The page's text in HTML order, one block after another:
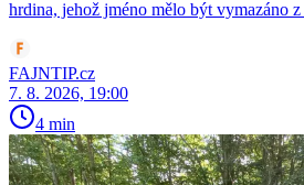
hrdina, jehož jméno mělo být vymazáno z
FAJNTIP.cz
7. 8. 2026, 19:00
4 min